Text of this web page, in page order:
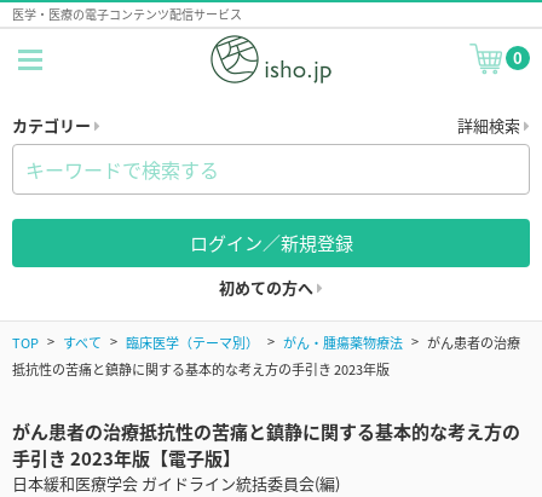
医学・医療の電子コンテンツ配信サービス
0
カテゴリー 詳細検索
ログイン／新規登録
初めての方へ
TOP すべて 臨床医学（テーマ別） がん・腫瘍薬物療法
がん患者の治療
抵抗性の苦痛と鎮静に関する基本的な考え方の手引き 2023年版
がん患者の治療抵抗性の苦痛と鎮静に関する基本的な考え方の
手引き 2023年版【電子版】
日本緩和医療学会 ガイドライン統括委員会(編)